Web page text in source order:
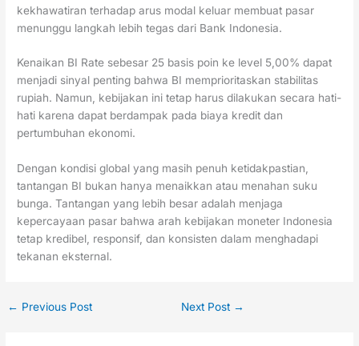
kekhawatiran terhadap arus modal keluar membuat pasar
menunggu langkah lebih tegas dari Bank Indonesia.
Kenaikan BI Rate sebesar 25 basis poin ke level 5,00% dapat
menjadi sinyal penting bahwa BI memprioritaskan stabilitas
rupiah. Namun, kebijakan ini tetap harus dilakukan secara hati-
hati karena dapat berdampak pada biaya kredit dan
pertumbuhan ekonomi.
Dengan kondisi global yang masih penuh ketidakpastian,
tantangan BI bukan hanya menaikkan atau menahan suku
bunga. Tantangan yang lebih besar adalah menjaga
kepercayaan pasar bahwa arah kebijakan moneter Indonesia
tetap kredibel, responsif, dan konsisten dalam menghadapi
tekanan eksternal.
← Previous Post Next Post →